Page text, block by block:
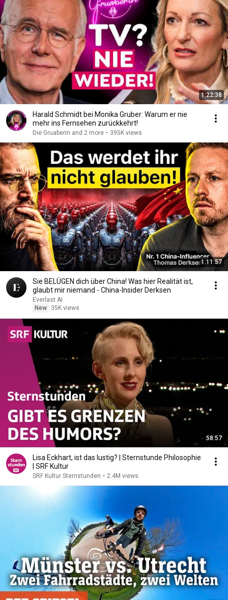
1:22:38
Harald Schmidt bei Monika Gruber: Warum er nie
mehr ins Fernsehen zurückkehrt!
Die Gruaberin and 2 more • 395K views
1:11:57
Sie BELÜGEN dich über China! Was hier Realität ist,
glaubt mir niemand - China-Insider Derksen
Everlast AI
New
35K views
58:57
Lisa Eckhart, ist das lustig? | Sternstunde Philosophie
| SRF Kultur
SRF Kultur Sternstunden • 2.4M views